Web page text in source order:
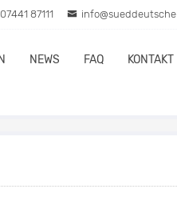
07441 87111
NEWS FAQ KONTAKT